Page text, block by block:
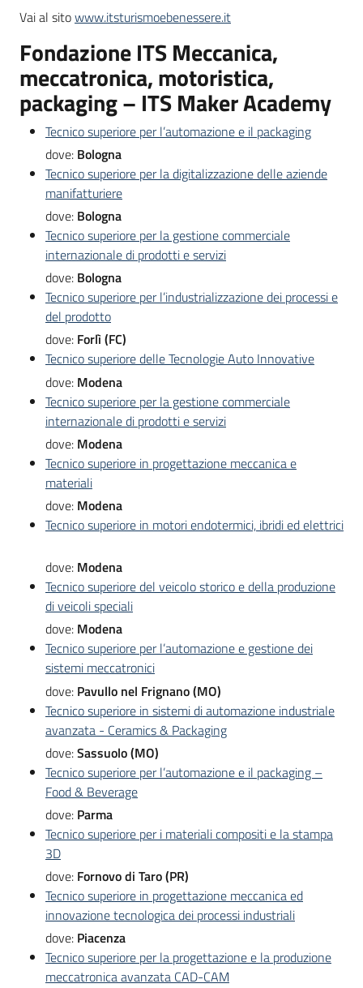
Vai al sitowww.itsturismoebenessere.it
Fondazione ITS Meccanica,
meccatronica, motoristica,
packaging – ITS Maker Academy
Tecnico superiore per l’automazione e il packaging
dove: Bologna
Tecnico superiore per la digitalizzazione delle aziende
manifatturiere
dove: Bologna
Tecnico superiore per la gestione commerciale
internazionale di prodotti e servizi
dove: Bologna
Tecnico superiore per l’industrializzazione dei processi e
del prodotto
dove: Forlì (FC)
Tecnico superiore delle Tecnologie Auto Innovative
dove: Modena
Tecnico superiore per la gestione commerciale
internazionale di prodotti e servizi
dove: Modena
Tecnico superiore in progettazione meccanica e
materiali
dove: Modena
Tecnico superiore in motori endotermici, ibridi ed elettrici
dove: Modena
Tecnico superiore del veicolo storico e della produzione
di veicoli speciali
dove: Modena
Tecnico superiore per l’automazione e gestione dei
sistemi meccatronici
dove: Pavullo nel Frignano (MO)
Tecnico superiore in sistemi di automazione industriale
avanzata - Ceramics & Packaging
dove:Sassuolo (MO)
Tecnico superiore per l’automazione e il packaging –
Food & Beverage
dove: Parma
Tecnico superiore per i materiali compositi e la stampa
3D
dove: Fornovo di Taro (PR)
Tecnico superiore in progettazione meccanica ed
innovazione tecnologica dei processi industriali
dove: Piacenza
Tecnico superiore per la progettazione e la produzione
meccatronica avanzata CAD-CAM